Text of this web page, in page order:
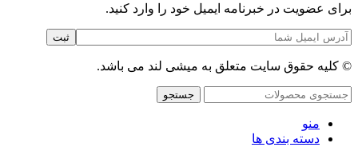
برای عضویت در خبرنامه ایمیل خود را وارد کنید.
© کلیه حقوق سایت متعلق به میشی لند می باشد.
جستجو
منو
دسته بندی ها